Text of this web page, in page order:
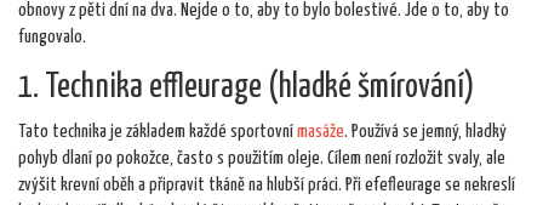
obnovy z pěti dní na dva. Nejde o to, aby to bylo bolestivé. Jde o to, aby to
fungovalo.
1. Technika effleurage (hladké šmírování)
Tato technika je základem každé sportovní masáže. Používá se jemný, hladký
pohyb dlaní po pokožce, často s použitím oleje. Cílem není rozložit svaly, ale
zvýšit krevní oběh a připravit tkáně na hlubší práci. Při efefleurage se nekreslí